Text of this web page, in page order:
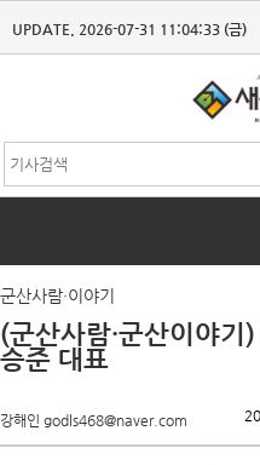
UPDATE. 2026-07-31 11:04:33 (금)
군산사람·이야기
(군산사람·군산이야기
승준 대표
강해인 godls468@naver.com